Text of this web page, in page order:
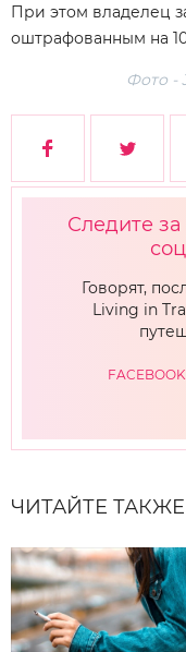
При этом владелец
оштрафованным на
Фото -
Следите
Говорят,
Living in
FACEBOOK
ЧИТАЙТЕ ТАКЖЕ